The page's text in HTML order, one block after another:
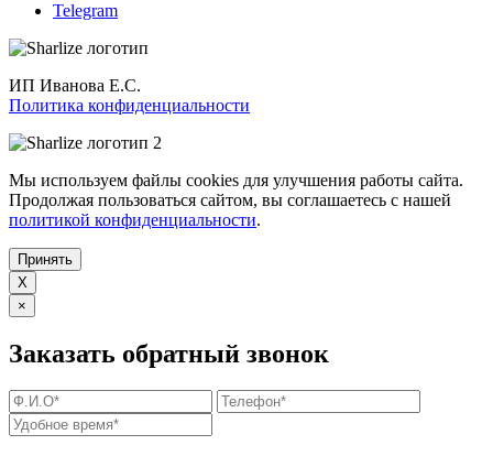
Telegram
ИП Иванова Е.С.
Политика конфиденциальности
Мы используем файлы cookies для улучшения работы сайта.
Продолжая пользоваться сайтом, вы соглашаетесь с нашей
политикой конфиденциальности.
Принять
X
×
Заказать обратный звонок